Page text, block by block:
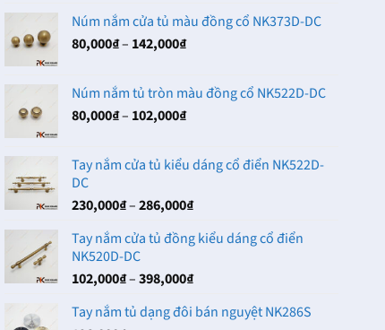
66,000₫
đến
Núm nắm cửa tủ màu đồng cổ NK373D-DC
80,000₫– 142,000₫Khoảng
80,000₫
đến
Núm nắm tủ tròn màu đồng cổ NK522D-DC
80,000₫– 102,000₫Khoảng
80,000₫
102,000₫
Tay nắm cửa tủ kiểu dáng cổ điển NK522D-
DC
230,000₫– 286,000₫Khoảng
từ
đến
Tay nắm cửa tủ đồng kiểu dáng cổ điển
NK520D-DC
102,000₫– 398,000₫Khoảng
từ
Tay nắm tủ dạng đôi bán nguyệt NK286S